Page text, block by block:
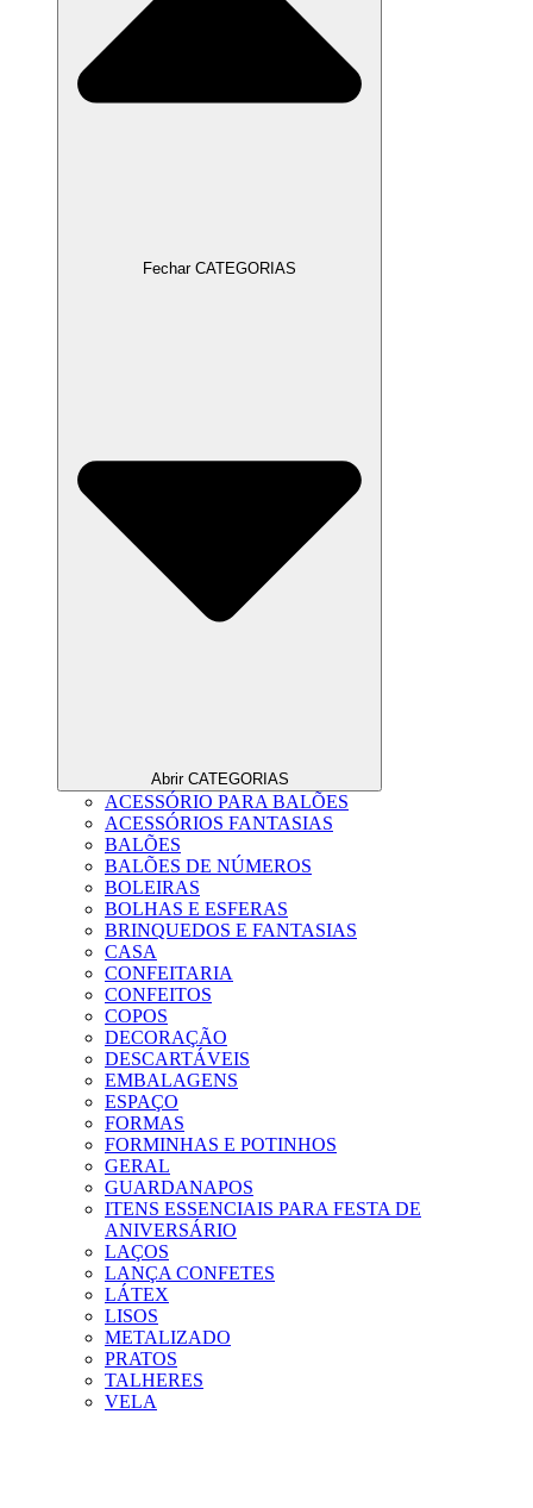
Fechar CATEGORIAS
Abrir CATEGORIAS
ACESSÓRIO PARA BALÕES
ACESSÓRIOS FANTASIAS
BALÕES
BALÕES DE NÚMEROS
BOLEIRAS
BOLHAS E ESFERAS
BRINQUEDOS E FANTASIAS
CASA
CONFEITARIA
CONFEITOS
COPOS
DECORAÇÃO
DESCARTÁVEIS
EMBALAGENS
ESPAÇO
FORMAS
FORMINHAS E POTINHOS
GERAL
GUARDANAPOS
ITENS ESSENCIAIS PARA FESTA DE
ANIVERSÁRIO
LAÇOS
LANÇA CONFETES
LÁTEX
LISOS
METALIZADO
PRATOS
TALHERES
VELA